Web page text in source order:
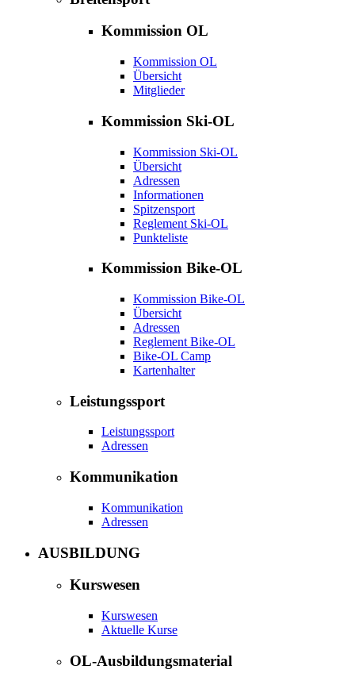
Kommission OL
Kommission OL
Übersicht
Mitglieder
Kommission Ski-OL
Kommission Ski-OL
Übersicht
Adressen
Informationen
Spitzensport
Reglement Ski-OL
Punkteliste
Kommission Bike-OL
Kommission Bike-OL
Übersicht
Adressen
Reglement Bike-OL
Bike-OL Camp
Kartenhalter
Leistungssport
Leistungssport
Adressen
Kommunikation
Kommunikation
Adressen
AUSBILDUNG
Kurswesen
Kurswesen
Aktuelle Kurse
OL-Ausbildungsmaterial